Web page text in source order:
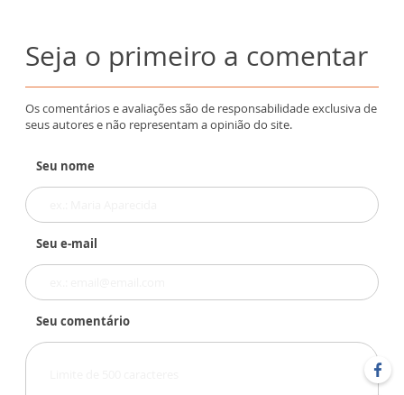
Seja o primeiro a comentar
Os comentários e avaliações são de responsabilidade exclusiva de
seus autores e não representam a opinião do site.
Seu nome
Seu e-mail
Seu comentário